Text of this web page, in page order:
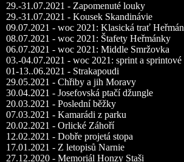
29.-31.07.2021 - Zapomenuté louky
29.-31.07.2021 - Kousek Skandinávie
09.07.2021 - woc 2021: Klasická trať
08.07.2021 - woc 2021: Štafety Heřmánky
06.07.2021 - woc 2021: Middle Smržovka
03.-04.07.2021 - woc 2021: sprint a sprintové
01-13..06.2021 - Strakapoudi
29.05.2021 - Chřiby a jih Moravy
30.04.2021 - Josefovská ptačí džungle
20.03.2021 - Poslední běžky
07.03.2021 - Kamarádi z parku
20.02.2021 - Orlické Záhoří
12.02.2021 - Dobře projetá stopa
17.01.2021 - Z letopisů Narnie
27.12.2020 - Memoriál Honzy Staši